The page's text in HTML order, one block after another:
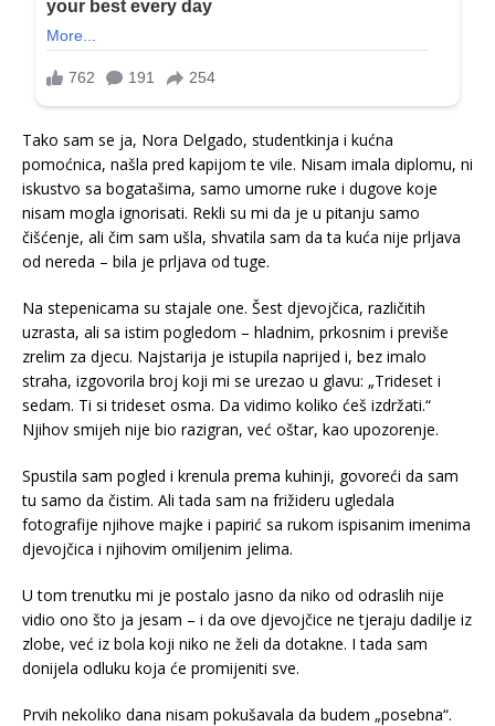
Tako sam se ja, Nora Delgado, studentkinja i kućna
pomoćnica, našla pred kapijom te vile. Nisam imala diplomu, ni
iskustvo sa bogatašima, samo umorne ruke i dugove koje
nisam mogla ignorisati. Rekli su mi da je u pitanju samo
čišćenje, ali čim sam ušla, shvatila sam da ta kuća nije prljava
od nereda – bila je prljava od tuge.
Na stepenicama su stajale one. Šest djevojčica, različitih
uzrasta, ali sa istim pogledom – hladnim, prkosnim i previše
zrelim za djecu. Najstarija je istupila naprijed i, bez imalo
straha, izgovorila broj koji mi se urezao u glavu: „Trideset i
sedam. Ti si trideset osma. Da vidimo koliko ćeš izdržati.“
Njihov smijeh nije bio razigran, već oštar, kao upozorenje.
Spustila sam pogled i krenula prema kuhinji, govoreći da sam
tu samo da čistim. Ali tada sam na frižideru ugledala
fotografije njihove majke i papirić sa rukom ispisanim imenima
djevojčica i njihovim omiljenim jelima.
U tom trenutku mi je postalo jasno da niko od odraslih nije
vidio ono što ja jesam – i da ove djevojčice ne tjeraju dadilje iz
zlobe, već iz bola koji niko ne želi da dotakne. I tada sam
donijela odluku koja će promijeniti sve.
Prvih nekoliko dana nisam pokušavala da budem „posebna“.